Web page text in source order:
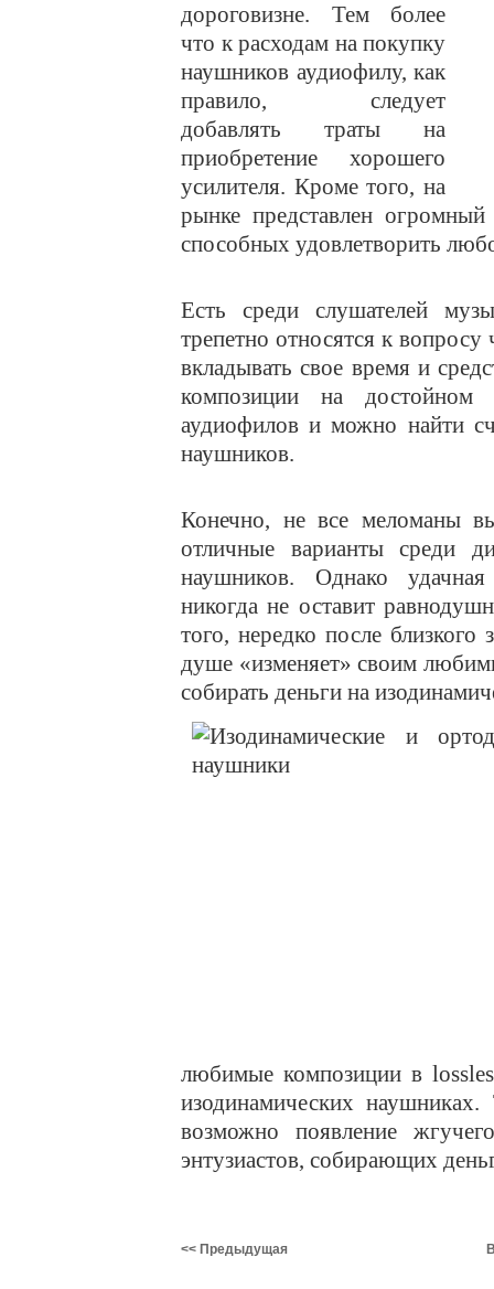
дороговизне. Тем более
что к расходам на покупку
наушников аудиофилу, как
правило, следует
добавлять траты на
приобретение хорошего
усилителя. Кроме того, на
рынке представлен
способных удовлетворить
Есть среди слушателей
трепетно относятся к
вкладывать свое время и
композиции на достойном
аудиофилов и можно найти
наушников.
Конечно, не все меломаны
отличные варианты среди
наушников. Однако
никогда не оставит
того, нередко после близкого
душе «изменяет» своим
собирать деньги на
любимые композиции в
изодинамических
возможно появление
энтузиастов, собирающих
<< Предыдущая